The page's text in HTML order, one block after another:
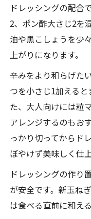
ドレッシングの配合
2、ポン酢大さじ2を
油や黒こしょうを少
上がりになります。
辛みをより和らげた
つを小さじ1加える
た、大人向けには粒
アレンジするのもお
っかり切ってからド
ぼやけず美味しく仕
ドレッシングの作り
が安全です。新玉ね
は食べる直前に和え